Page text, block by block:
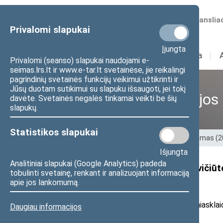
Privalomi slapukai
Įjungta
Privalomi (seanso) slapukai naudojami e-
seimas.lrs.lt ir www.e-tar.lt svetainėse, jie reikalingi
pagrindinių svetainės funkcijų veikimui užtikrinti ir
Jūsų duotam sutikimui su slapuku išsaugoti, jei tokį
davėte. Svetainės negalės tinkamai veikti be šių
slapukų.
Statistikos slapukai
Išjungta
Analitiniai slapukai (Google Analytics) padeda
tobulinti svetainę, renkant ir analizuojant informaciją
apie jos lankomumą.
Daugiau informacijos
Numatomos
Sudėtis Veikla I
Ankstesnės kadencijos
Pradžia>Ankstesnės kadencijos > XIII Seimas
Seimo narės Rimantės
metus?“
2023 m. balandžio 18 d. pranešimas